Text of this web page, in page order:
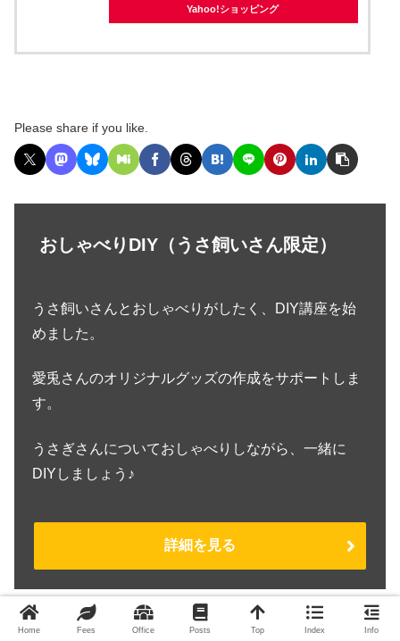
Yahoo!ショッピング
Please share if you like.
おしゃべりDIY（うさ飼いさん限定）
うさ飼いさんとおしゃべりがしたく、DIY講座を始
めました。
愛兎さんのオリジナルグッズの作成をサポートしま
す。
うさぎさんについておしゃべりしながら、一緒に
DIYしましょう♪
詳細を見る
Home Fees Office Posts Top Index Info